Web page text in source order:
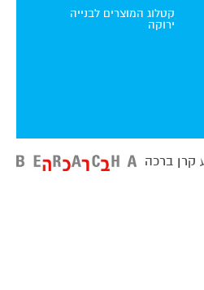
קטלוג המוצרים לבנייה
ירוקה
קרן ברכה